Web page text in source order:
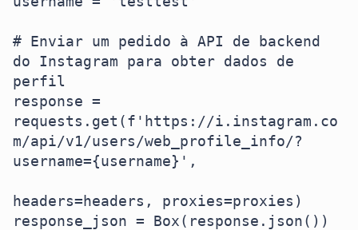
# Enviar um pedido à API de backend
do Instagram para obter dados de
perfil
response =
requests.get(f'https://i.instagram.co
m/api/v1/users/web_profile_info/?
username={username}',
headers=headers, proxies=proxies)
response_json = Box(response.json())